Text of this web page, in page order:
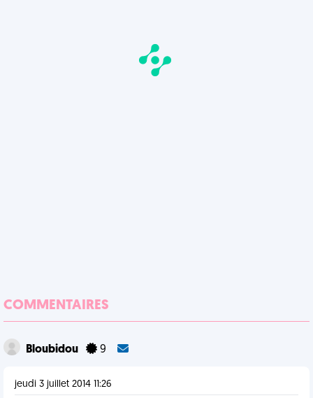
COMMENTAIRES
Bloubidou 9
jeudi 3 juillet 2014 11:26